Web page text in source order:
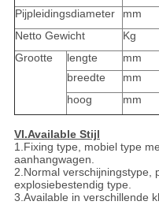
Pijpleidingsdiameter
mm
Netto Gewicht
Kg
Grootte
lengte mm
breedte
mm
hoog
mm
VI.Available Stijl
1.Fixing type, mobiel type
aanhangwagen.
2.Normal verschijningstype,
explosiebestendig type.
3.Available in verschillende